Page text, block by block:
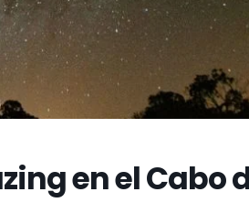
en el Cabo